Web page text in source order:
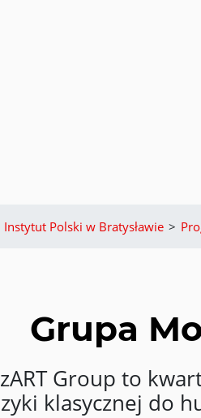
Instytut Polski w Bratysławie >
Grupa
Group to
klasycznej do